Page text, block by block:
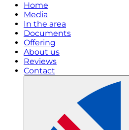
Home
Media
In the area
Documents
Offering
About us
Reviews
Contact